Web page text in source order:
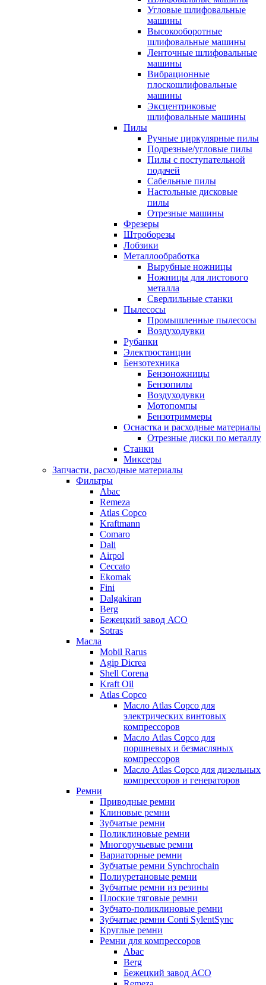
Угловые шлифовальные
машины
Высокооборотные
шлифовальные машины
Ленточные шлифовальные
машины
Вибрационные
плоскошлифовальные
машины
Эксцентриковые
шлифовальные машины
Пилы
Ручные циркулярные пилы
Подрезные/угловые пилы
Пилы с поступательной
подачей
Сабельные пилы
Настольные дисковые
пилы
Отрезные машины
Фрезеры
Штроборезы
Лобзики
Металлообработка
Вырубные ножницы
Ножницы для листового
металла
Сверлильные станки
Пылесосы
Промышленные пылесосы
Воздуходувки
Рубанки
Электростанции
Бензотехника
Бензоножницы
Бензопилы
Воздуходувки
Мотопомпы
Бензотриммеры
Оснастка и расходные материалы
Отрезные диски по металлу
Станки
Миксеры
Запчасти, расходные материалы
Фильтры
Abac
Remeza
Atlas Copco
Kraftmann
Comaro
Dali
Airpol
Ceccato
Ekomak
Fini
Dalgakiran
Berg
Бежецкий завод АСО
Sotras
Масла
Mobil Rarus
Agip Dicrea
Shell Corena
Kraft Oil
Atlas Copco
Масло Atlas Copco для
электрических винтовых
компрессоров
Масло Atlas Copco для
поршневых и безмасляных
компрессоров
Масло Atlas Copco для дизельных
компрессоров и генераторов
Ремни
Приводные ремни
Клиновые ремни
Зубчатые ремни
Поликлиновые ремни
Многоручьевые ремни
Вариаторные ремни
Зубчатые ремни Synchrochain
Полиуретановые ремни
Зубчатые ремни из резины
Плоские тяговые ремни
Зубчато-поликлиновые ремни
Зубчатые ремни Conti SylentSync
Круглые ремни
Ремни для компрессоров
Abac
Berg
Бежецкий завод АСО